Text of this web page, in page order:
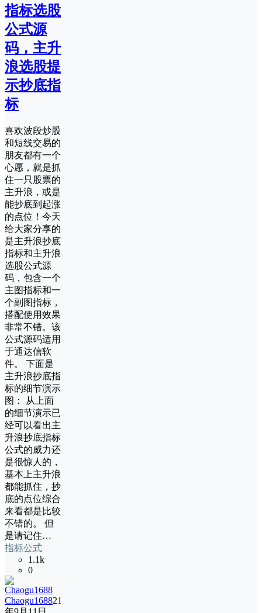
指标选股
公式源
码，主升
浪选股提
示抄底指
标
喜欢波段炒股
和短线交易的
朋友都有一个
心愿，就是抓
住一只股票的
主升浪，或是
能抄底到起涨
的点位！今天
给大家分享的
是主升浪抄底
指标和主升浪
选股公式源
码，包含一个
主图指标和一
个副图指标，
搭配使用效果
非常不错。该
公式源码适用
于通达信软
件。 下面是
主升浪抄底指
标的细节演示
图： 从上面
的细节演示已
经可以看出主
升浪抄底指标
公式的威力还
是很惊人的，
基本上主升浪
都能抓住，抄
底的点位综合
来看都是比较
不错的。 但
是请记住…
指标公式
1.1k
0
Chaogu168821